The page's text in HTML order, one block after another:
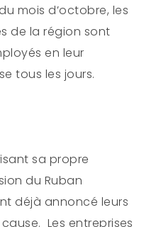
mois d’octobre, les
de la région sont
en leur
tous les jours.
sa propre
du Ruban
déjà annoncé leurs
Les entreprises